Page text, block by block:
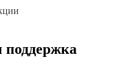
поддержка